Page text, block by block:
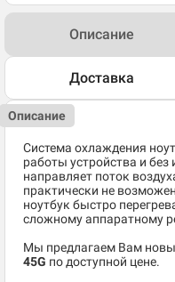
Описание
Доставка
Описание
Система охлаждения
работы устройства и
направляет поток
практически не
ноутбук быстро
сложному аппаратному
Мы предлагаем Вам
45G по доступной цене.